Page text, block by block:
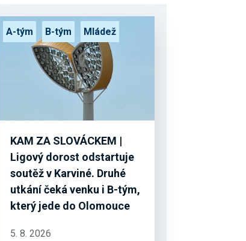
KAM ZA SLOVÁCKEM |
Ligový dorost odstartuje
soutěž v Karviné. Druhé
utkání čeká venku i B-tým,
který jede do Olomouce
A-tým B-tým Mládež
5. 8. 2026